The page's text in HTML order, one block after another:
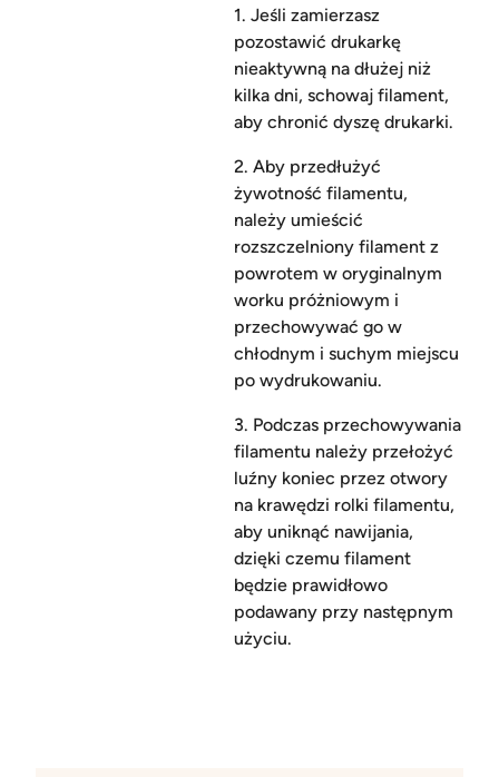
1. Jeśli zamierzasz
pozostawić drukarkę
nieaktywną na dłużej niż
kilka dni, schowaj filament,
aby chronić dyszę drukarki.
2. Aby przedłużyć
żywotność filamentu,
należy umieścić
rozszczelniony filament z
powrotem w oryginalnym
worku próżniowym i
przechowywać go w
chłodnym i suchym miejscu
po wydrukowaniu.
3. Podczas przechowywania
filamentu należy przełożyć
luźny koniec przez otwory
na krawędzi rolki filamentu,
aby uniknąć nawijania,
dzięki czemu filament
będzie prawidłowo
podawany przy następnym
użyciu.